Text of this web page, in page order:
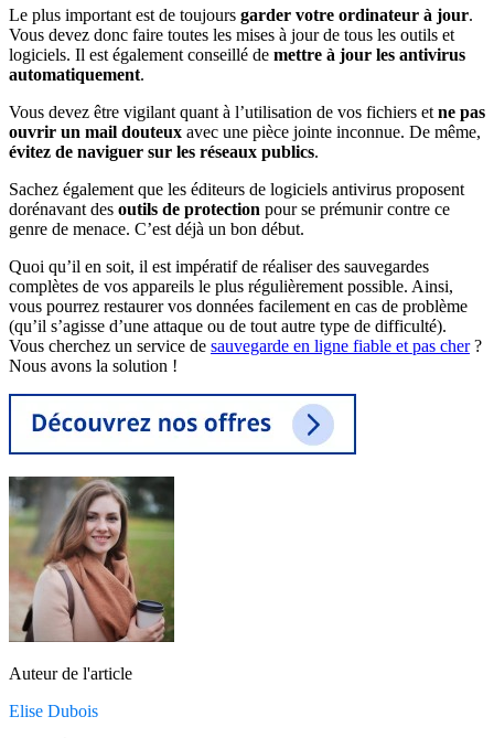
Le plus important est de toujours garder votre ordinateur à jour.
Vous devez donc faire toutes les mises à jour de tous les outils et
logiciels. Il est également conseillé de mettre à jour les antivirus
automatiquement.
Vous devez être vigilant quant à l’utilisation de vos fichiers et ne pas
ouvrir un mail douteux avec une pièce jointe inconnue. De même,
évitez de naviguer sur les réseaux publics.
Sachez également que les éditeurs de logiciels antivirus proposent
dorénavant des outils de protection pour se prémunir contre ce
genre de menace. C’est déjà un bon début.
Quoi qu’il en soit, il est impératif de réaliser des sauvegardes
complètes de vos appareils le plus régulièrement possible. Ainsi,
vous pourrez restaurer vos données facilement en cas de problème
(qu’il s’agisse d’une attaque ou de tout autre type de difficulté).
Vous cherchez un service de sauvegarde en ligne fiable et pas cher?
Nous avons la solution !
Auteur de l'article
Elise Dubois